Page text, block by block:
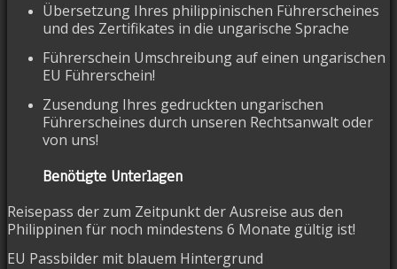
Übersetzung Ihres philippinischen Führerscheines
und des Zertifikates in die ungarische Sprache
Führerschein Umschreibung auf einen ungarischen
EU Führerschein!
Zusendung Ihres gedruckten ungarischen
Führerscheines durch unseren Rechtsanwalt oder
von uns!
Benötigte Unterlagen
Reisepass der zum Zeitpunkt der Ausreise aus den
Philippinen für noch mindestens 6 Monate gültig ist!
EU Passbilder mit blauem Hintergrund